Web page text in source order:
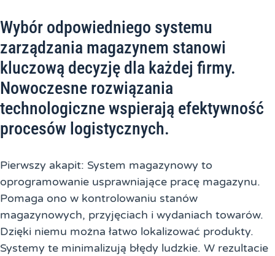
Wybór odpowiedniego systemu
zarządzania magazynem stanowi
kluczową decyzję dla każdej firmy.
Nowoczesne rozwiązania
technologiczne wspierają efektywność
procesów logistycznych.
Pierwszy akapit: System magazynowy to
oprogramowanie usprawniające pracę magazynu.
Pomaga ono w kontrolowaniu stanów
magazynowych, przyjęciach i wydaniach towarów.
Dzięki niemu można łatwo lokalizować produkty.
Systemy te minimalizują błędy ludzkie. W rezultacie